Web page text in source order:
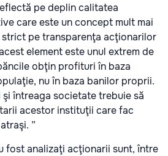
pe deplin calitatea
care este un concept mult mai
strict pe transparenţa acţionarilor
element este unul extrem de
obţin profituri în baza
nu în baza banilor proprii.
întreaga societate trebuie să
acestor instituţii care fac
”
fost analizaţi acţionarii sunt, între